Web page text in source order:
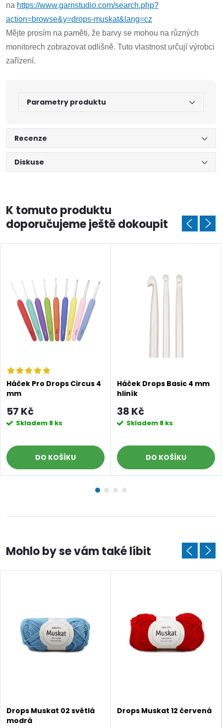
na https://www.garnstudio.com/search.php?
action=browse&y=drops-muskat&lang=cz
Mějte prosím na paměti, že barvy se mohou na různých
monitorech zobrazovat odlišně. Tuto vlastnost určují výrobci
zařízení.
Parametry produktu
Recenze
Diskuse
K tomuto produktu
doporučujeme ještě dokoupit
Háček Pro Drops Circus 4
mm
57 Kč
Skladem 8 ks
DO KOŠÍKU
Háček Drops Basic 4 mm
hliník
38 Kč
Skladem 8 ks
DO KOŠÍKU
Drops Muskat 02 světlá
modrá
Drops Muskat 12 červená